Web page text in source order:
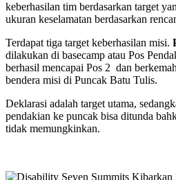
keberhasilan tim berdasarkan target
ukuran keselamatan berdasarkan
Terdapat tiga target keberhasilan misi.
dilakukan di basecamp atau Pos
berhasil mencapai Pos 2 dan
bendera misi di Puncak Batu Tulis.
Deklarasi adalah target utama,
pendakian ke puncak bisa ditunda
tidak memungkinkan.